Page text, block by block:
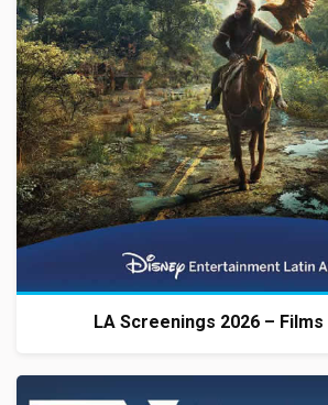
LA Screenings 2026 –